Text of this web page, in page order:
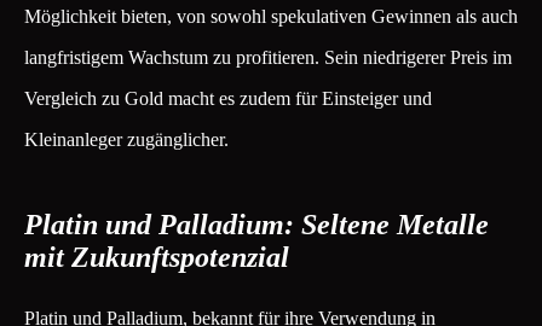
Möglichkeit bieten, von sowohl spekulativen Gewinnen als auch
langfristigem Wachstum zu profitieren. Sein niedrigerer Preis im
Vergleich zu Gold macht es zudem für Einsteiger und
Kleinanleger zugänglicher.
Platin und Palladium: Seltene Metalle
mit Zukunftspotenzial
Platin und Palladium, bekannt für ihre Verwendung in